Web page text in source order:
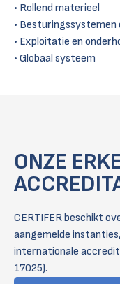
Rollend materieel
Besturingssystemen
Exploitatie en
Globaal systeem
ONZE
CERTIFER beschikt
aangemelde
internationale
17025).